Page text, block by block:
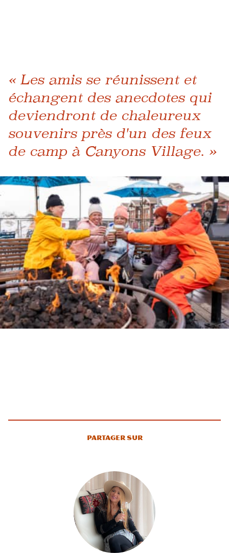
« Les amis se réunissent et
échangent des anecdotes qui
deviendront de chaleureux
souvenirs près d'un des feux
de camp à Canyons Village. »
Partager sur